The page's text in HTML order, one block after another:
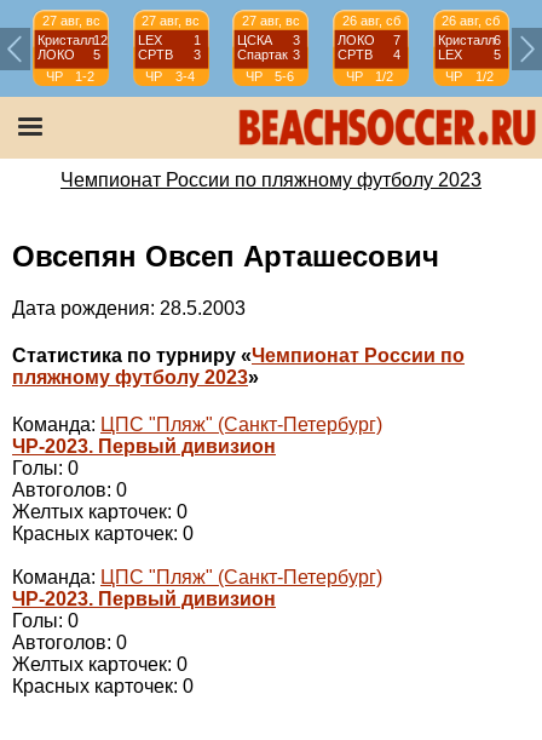
27 авг, вс
Кристалл12
ЛОКО
5
ЧР
1-2
27 авг, вс
LEX
1
СРТВ
3
ЧР
3-4
27 авг, вс
ЦСКА
3
Спартак 3
ЧР
5-6
26 авг, сб
ЛОКО
7
СРТВ
4
ЧР
1/2
26 авг, сб
Кристалл6
LEX
5
ЧР
1/2
Чемпионат России по пляжному футболу 2023
Овсепян Овсеп Арташесович
Дата рождения: 28.5.2003
Статистика по турниру «Чемпионат России по
пляжному футболу 2023»
Команда: ЦПС "Пляж" (Санкт-Петербург)
ЧР-2023. Первый дивизион
Голы: 0
Автоголов: 0
Желтых карточек: 0
Красных карточек: 0
Команда: ЦПС "Пляж" (Санкт-Петербург)
ЧР-2023. Первый дивизион
Голы: 0
Автоголов: 0
Желтых карточек: 0
Красных карточек: 0